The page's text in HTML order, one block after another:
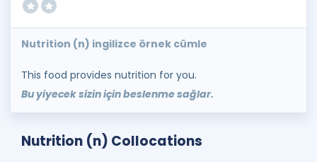
Nutrition (n) ingilizce örnek cümle
This food provides nutrition for you.
Bu yiyecek sizin için beslenme sağlar.
Nutrition (n) Collocations